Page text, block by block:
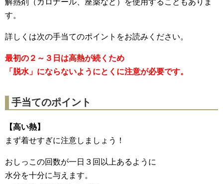
解熱剤（カロナール、座薬など）を使用することもありま
す。
詳しくは次の手当てのポイントをお読みください。
最初の２～３日は高熱が続くため
「脱水」にならないようにとくに注意が必要です。
手当てのポイント
【高い熱】
まず着せすぎに注意しましょう！
おしっこの回数が一日３回以上あるように
水分を十分に与えます。